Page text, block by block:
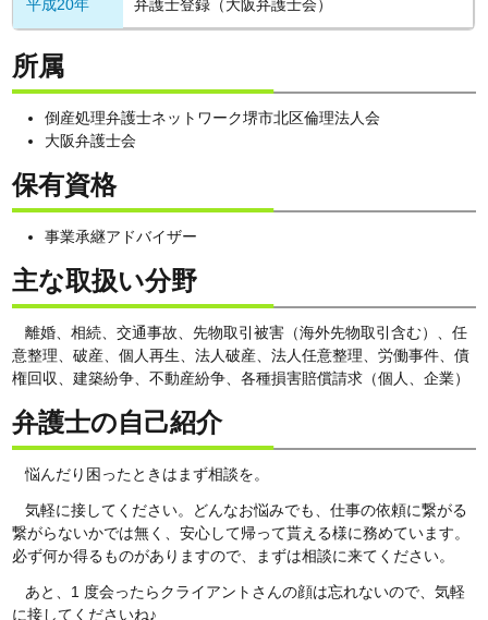
平成20年 弁護士登録（大阪弁護士会）
所属
倒産処理弁護士ネットワーク堺市北区倫理法人会
大阪弁護士会
保有資格
事業承継アドバイザー
主な取扱い分野
離婚、相続、交通事故、先物取引被害（海外先物取引含む）、任
意整理、破産、個人再生、法人破産、法人任意整理、労働事件、債
権回収、建築紛争、不動産紛争、各種損害賠償請求（個人、企業）
弁護士の自己紹介
悩んだり困ったときはまず相談を。
気軽に接してください。どんなお悩みでも、仕事の依頼に繋がる
繋がらないかでは無く、安心して帰って貰える様に務めています。
必ず何か得るものがありますので、まずは相談に来てください。
あと、1 度会ったらクライアントさんの顔は忘れないので、気軽
に接してくださいね♪